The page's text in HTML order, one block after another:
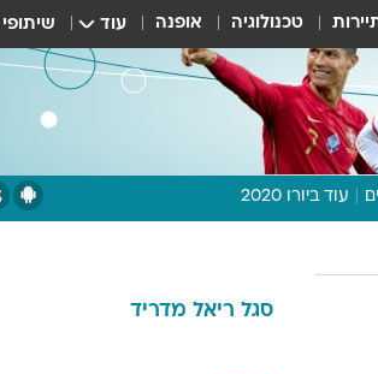
טכנולוגיה אופנה עוד
עוד ביורו 2020
תכנית היורו
סגל ריאל מדריד